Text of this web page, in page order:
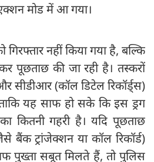
मोड में आ गया।
गिरफ्तार नहीं किया गया है, बल्कि
पूछताछ की जा रही है। तस्करों
सीडीआर (कॉल डिटेल रिकॉर्ड्स)
यह साफ हो सके कि इस ड्रग
कितनी गहरी है। यदि पूछताछ
बैंक ट्रांजेक्शन या कॉल रिकॉर्ड)
पुख्ता सबूत मिलते हैं, तो पुलिस